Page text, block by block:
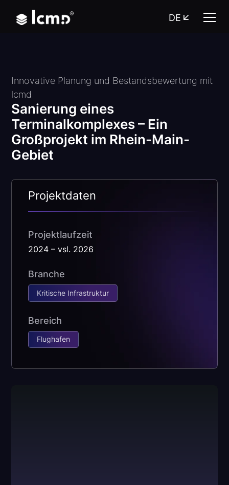
DE
Innovative Planung und Bestandsbewertung mit
lcmd
Sanierung eines
Terminalkomplexes – Ein
Großprojekt im Rhein-Main-
Gebiet
Projektdaten
Projektlaufzeit
2024 – vsl. 2026
Branche
Kritische Infrastruktur
Bereich
Flughafen